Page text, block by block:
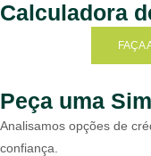
Calculadora
FAÇA
Peça uma
Analisamos opções de
confiança.